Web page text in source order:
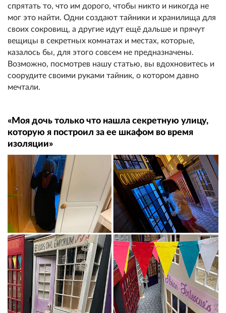
спрятать то, что им дорого, чтобы никто и никогда не
мог это найти. Одни создают тайники и хранилища для
своих сокровищ, а другие идут ещё дальше и прячут
вещицы в секретных комнатах и местах, которые,
казалось бы, для этого совсем не предназначены.
Возможно, посмотрев нашу статью, вы вдохновитесь и
соорудите своими руками тайник, о котором давно
мечтали.
«Моя дочь только что нашла секретную улицу,
которую я построил за ее шкафом во время
изоляции»